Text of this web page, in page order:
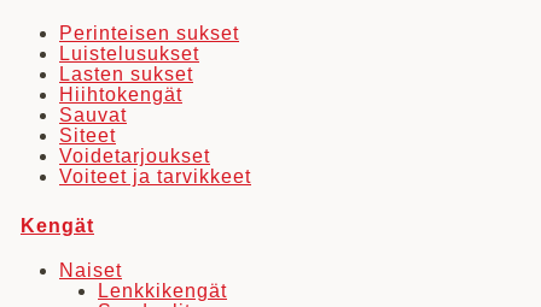
Perinteisen sukset
Luistelusukset
Lasten sukset
Hiihtokengät
Sauvat
Siteet
Voidetarjoukset
Voiteet ja tarvikkeet
Kengät
Naiset
Lenkkikengät